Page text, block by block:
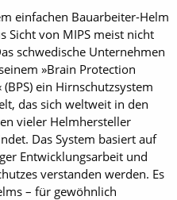
einfachen Bauarbeiter-Helm
Sicht von MIPS meist nicht
schwedische Unternehmen
»Brain Protection
(BPS) ein Hirnschutzsystem
das sich weltweit in den
vieler Helmhersteller
Das System basiert auf
Entwicklungsarbeit und
verstanden werden. Es
– für gewöhnlich